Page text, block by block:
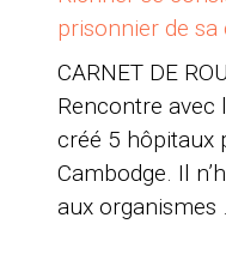
prisonnier de sa
CARNET DE
Rencontre avec
créé 5 hôpitaux
Cambodge. Il
aux organismes